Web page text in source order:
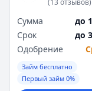
(13 отзывов)
Сумма
до
Срок
до
Одобрение
Займ бесплатно
Первый займ 0%